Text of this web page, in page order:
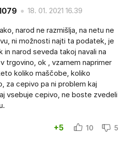
18. 01. 2021 16.39
narod ne razmišlja, na netu ne
ni možnosti najti ta podatek, je
narod seveda takoj navali na
trgovino, ok , vzamem naprimer
koliko maščobe, koliko
za cepivo pa ni problem kaj
vsebuje cepivo, ne boste zvedeli
+5 10 5